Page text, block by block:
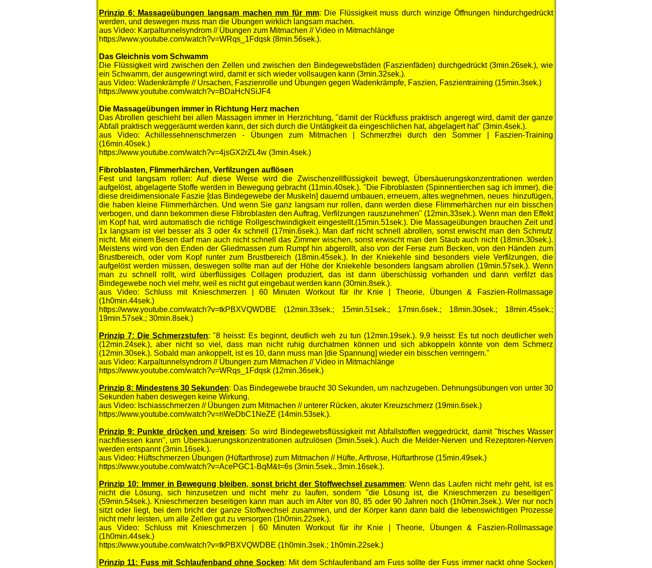
Prinzip 6: Massageübungen langsam machen mm für mm: Die Flüssigkeit muss durch winzige Öffnungen hindurchgedrückt
werden, und deswegen muss man die Übungen wirklich langsam machen.
aus Video: Karpaltunnelsyndrom // Übungen zum Mitmachen // Video in Mitmachlänge
https://www.youtube.com/watch?v=WRqs_1Fdqsk (8min.56sek.).
Das Gleichnis vom Schwamm
Die Flüssigkeit wird zwischen den Zellen und zwischen den Bindegewebsfäden (Faszienfäden) durchgedrückt (3min.26sek.), wie
ein Schwamm, der ausgewringt wird, damit er sich wieder vollsaugen kann (3min.32sek.).
aus Video: Wadenkrämpfe // Ursachen, Faszienrolle und Übungen gegen Wadenkrämpfe, Faszien, Faszientraining (15min.3sek.)
https://www.youtube.com/watch?v=BDaHcNSiJF4
Die Massageübungen immer in Richtung Herz machen
Das Abrollen geschieht bei allen Massagen immer in Herzrichtung, "damit der Rückfluss praktisch angeregt wird, damit der ganze
Abfall praktisch weggeräumt werden kann, der sich durch die Untätigkeit da eingeschlichen hat, abgelagert hat" (3min.4sek.).
ausVideo: Achillessehnenschmerzen - Übungen zum Mitmachen | Schmerzfrei durch den Sommer | Faszien-Training
(16min.40sek.)
https://www.youtube.com/watch?v=4jsGX2rZL4w (3min.4sek.)
Fibroblasten, Flimmerhärchen, Verfilzungen auflösen
Fest und langsam rollen: Auf diese Weise wird die Zwischenzellflüssigkeit bewegt, Übersäuerungskonzentrationen werden
aufgelöst, abgelagerte Stoffe werden in Bewegung gebracht (11min.40sek.). "Die Fibroblasten (Spinnentierchen sag ich immer), die
diese dreidimensionale Faszie [das Bindegewebe der Muskeln] dauernd umbauen, erneuern, altes wegnehmen, neues hinzufügen,
die haben kleine Flimmerhärchen. Und wenn Sie ganz langsam nur rollen, dann werden diese Flimmerhärchen nur ein bisschen
verbogen, und dann bekommen diese Flibroblasten den Auftrag, Verfilzungen rauszunehmen" (12min.33sek.). Wenn man den Effekt
im Kopf hat, wird automatisch die richtige Rollgeschwindigkeit eingestellt.(15min.51sek.). Die Massageübungen brauchen Zeit und
1x langsam ist viel besser als 3 oder 4x schnell (17min.6sek.). Man darf nicht schnell abrollen, sonst erwischt man den Schmutz
nicht. Mit einem Besen darf man auch nicht schnell das Zimmer wischen, sonst erwischt man den Staub auch nicht (18min.30sek.).
Meistens wird von den Enden der Gliedmassen zum Rumpf hin abgerollt, also von der Ferse zum Becken, von den Händen zum
Brustbereich, oder vom Kopf runter zum Brustbereich (18min.45sek.). In der Kniekehle sind besonders viele Verfilzungen, die
aufgelöst werden müssen, deswegen sollte man auf der Höhe der Kniekehle besonders langsam abrollen (19min.57sek.). Wenn
man zu schnell rollt, wird überflüssiges Collagen produziert, das ist dann überschüssig vorhanden und dann verfilzt das
Bindegewebe noch viel mehr, weil es nicht gut eingebaut werden kann (30min.8sek.).
aus Video: Schluss mit Knieschmerzen | 60 Minuten Workout für ihr Knie | Theorie, Übungen & Faszien-Rollmassage
(1h0min.44sek.)
https://www.youtube.com/watch?v=tkPBXVQWDBE (12min.33sek.; 15min.51sek.; 17min.6sek.; 18min.30sek.; 18min.45sek.;
19min.57sek.; 30min.8sek.)
Prinzip 7: Die Schmerzstufen: "8 heisst: Es beginnt, deutlich weh zu tun (12min.19sek.). 9,9 heisst: Es tut noch deutlicher weh
(12min.24sek.), aber nicht so viel, dass man nicht ruhig durchatmen können und sich abkoppeln könnte von dem Schmerz
(12min.30sek.). Sobald man ankoppelt, ist es 10, dann muss man [die Spannung] wieder ein bisschen verringern."
aus Video: Karpaltunnelsyndrom // Übungen zum Mitmachen // Video in Mitmachlänge
https://www.youtube.com/watch?v=WRqs_1Fdqsk (12min.36sek.)
Prinzip 8: Mindestens 30 Sekunden: Das Bindegewebe braucht 30 Sekunden, um nachzugeben. Dehnungsübungen von unter 30
Sekunden haben deswegen keine Wirkung.
aus Video: Ischiasschmerzen // Übungen zum Mitmachen // unterer Rücken, akuter Kreuzschmerz (19min.6sek.)
https://www.youtube.com/watch?v=nWeDbC1NeZE (14min.53sek.).
Prinzip 9: Punkte drücken und kreisen: So wird Bindegewebsflüssigkeit mit Abfallstoffen weggedrückt, damit "frisches Wasser
nachfliessen kann", um Übersäuerungskonzentrationen aufzulösen (3min.5sek.). Auch die Melder-Nerven und Rezeptoren-Nerven
werden entspannt (3min.16sek.).
aus Video: Hüftschmerzen Übungen (Hüftarthrose) zum Mitmachen // Hüfte, Arthrose, Hüftarthrose (15min.49sek.)
https://www.youtube.com/watch?v=AcePGC1-BqM&t=6s (3min.5sek., 3min.16sek.).
Prinzip 10: Immer in Bewegung bleiben, sonst bricht der Stoffwechsel zusammen: Wenn das Laufen nicht mehr geht, ist es
nicht die Lösung, sich hinzusetzen und nicht mehr zu laufen, sondern "die Lösung ist, die Knieschmerzen zu beseitigen"
(59min.54sek.). Knieschmerzen beseitigen kann man auch im Alter von 80, 85 oder 90 Jahren noch (1h0min.3sek.). Wer nur noch
sitzt oder liegt, bei dem bricht der ganze Stoffwechsel zusammen, und der Körper kann dann bald die lebenswichtigen Prozesse
nicht mehr leisten, um alle Zellen gut zu versorgen (1h0min.22sek.).
aus Video: Schluss mit Knieschmerzen | 60 Minuten Workout für ihr Knie | Theorie, Übungen & Faszien-Rollmassage
(1h0min.44sek.)
https://www.youtube.com/watch?v=tkPBXVQWDBE (1h0min.3sek.; 1h0min.22sek.)
Prinzip 11: Fuss mit Schlaufenband ohne Socken: Mit dem Schlaufenband am Fuss sollte der Fuss immer nackt ohne Socken